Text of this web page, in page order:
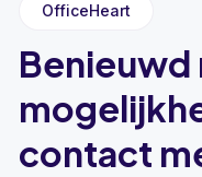
OfficeHeart
Benieuwd
contact